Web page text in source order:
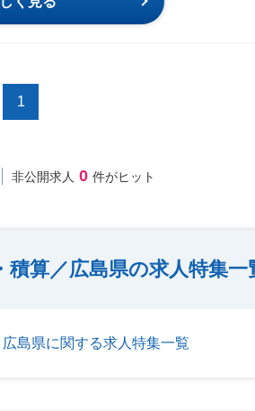
1
非公開求人 0 件がヒット
算／広島県の求人特集一
広島県に関する求人特集一覧